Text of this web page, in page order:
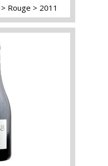
Rouge 2011